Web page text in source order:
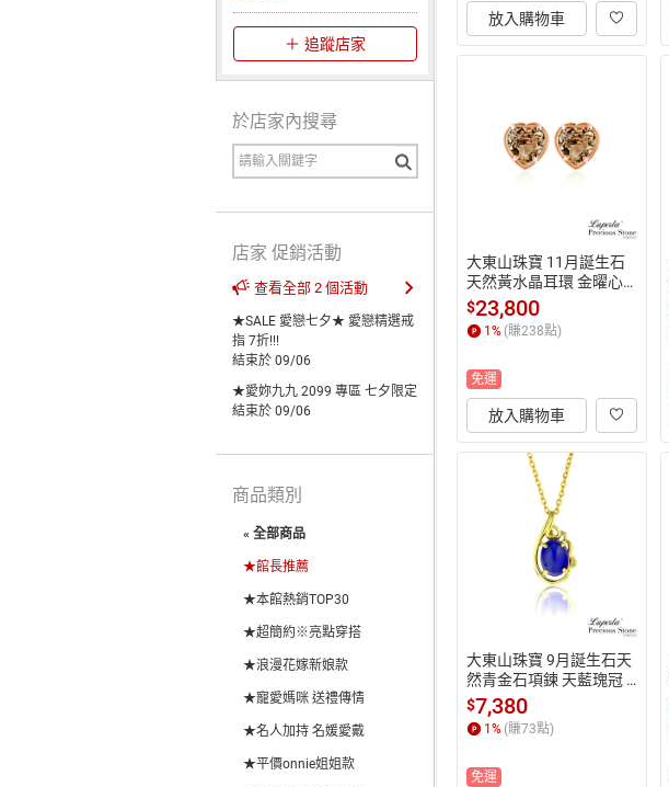
放入購物車
大東山珠寶 11月誕生石
天然黃水晶耳環 金曜心
晴 14K金
$23,800
1 % (賺238點)
免運
放入購物車
大東山珠寶 9月誕生石天
然青金石項鍊 天藍瑰冠 1
4K金
$7,380
1 % (賺73點)
免運
追蹤店家
於店家內搜尋
店家 促銷活動
查看全部 2 個活動
★SALE 愛戀七夕★ 愛戀精選戒
指 7折!!!
結束於 09/06
★愛妳九九 2099 專區 七夕限定
結束於 09/06
商品類別
« 全部商品
★館長推薦
★本館熱銷TOP30
★超簡約※亮點穿搭
★浪漫花嫁新娘款
★寵愛媽咪 送禮傳情
★名人加持 名媛愛戴
★平價onnie姐姐款